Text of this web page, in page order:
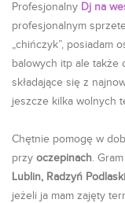
Profesjonalny Dj na
profesjonalnym
„chińczyk”, posiadam
balowych itp ale także
składające się z
jeszcze kilka wolnych
Chętnie pomogę w
przy oczepinach.
Lublin, Radzyń
jeżeli ja mam zajęty